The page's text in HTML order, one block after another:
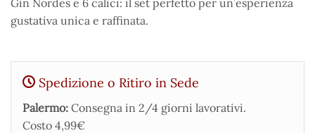
gustativa unica e raffinata.
Spedizione o Ritiro in Sede
Palermo: Consegna in 2/4 giorni lavorativi.
Costo 4,99€